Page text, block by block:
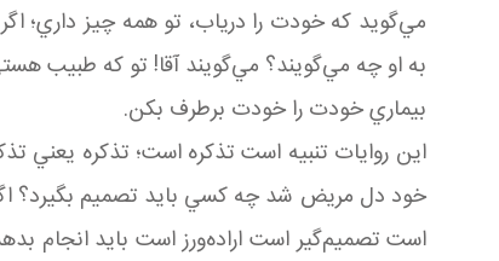
مي‌گويد که خودت را درياب، تو همه چيز داري؛
به او چه مي‌گويند؟ مي‌گويند آقا! تو که طبيب
بيماري خودت را خودت برطرف بکن.
اين روايات تنبيه است تذکره است؛ تذکره يعني
خود دل مريض شد چه کسي بايد تصميم بگيرد؟
است تصميم‌گير است اراده‌ورز است بايد انجام